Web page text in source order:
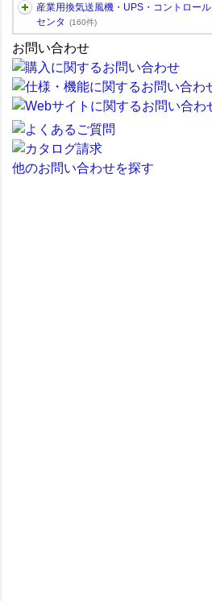
産業用換気送風機・UPS・コントロール
センタ
(160件)
お問い合わせ
他のお問い合わせを探す